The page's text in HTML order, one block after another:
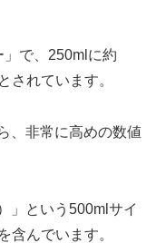
」で、250mlに約
されています。
、非常に高めの数値
」という500mlサイ
含んでいます。